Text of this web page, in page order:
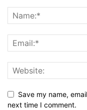
Save my name,
next time I comment.